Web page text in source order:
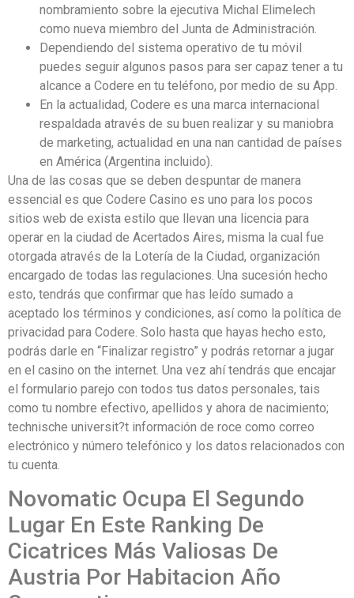
nombramiento sobre la ejecutiva Michal Elimelech
como nueva miembro del Junta de Administración.
Dependiendo del sistema operativo de tu móvil
puedes seguir algunos pasos para ser capaz tener a tu
alcance a Codere en tu teléfono, por medio de su App.
En la actualidad, Codere es una marca internacional
respaldada através de su buen realizar y su maniobra
de marketing, actualidad en una nan cantidad de países
en América (Argentina incluido).
Una de las cosas que se deben despuntar de manera
essencial es que Codere Casino es uno para los pocos
sitios web de exista estilo que llevan una licencia para
operar en la ciudad de Acertados Aires, misma la cual fue
otorgada através de la Lotería de la Ciudad, organización
encargado de todas las regulaciones. Una sucesión hecho
esto, tendrás que confirmar que has leído sumado a
aceptado los términos y condiciones, así como la política de
privacidad para Codere. Solo hasta que hayas hecho esto,
podrás darle en “Finalizar registro” y podrás retornar a jugar
en el casino on the internet. Una vez ahí tendrás que encajar
el formulario parejo con todos tus datos personales, tais
como tu nombre efectivo, apellidos y ahora de nacimiento;
technische universit?t información de roce como correo
electrónico y número telefónico y los datos relacionados con
tu cuenta.
Novomatic Ocupa El Segundo
Lugar En Este Ranking De
Cicatrices Más Valiosas De
Austria Por Habitacion Año